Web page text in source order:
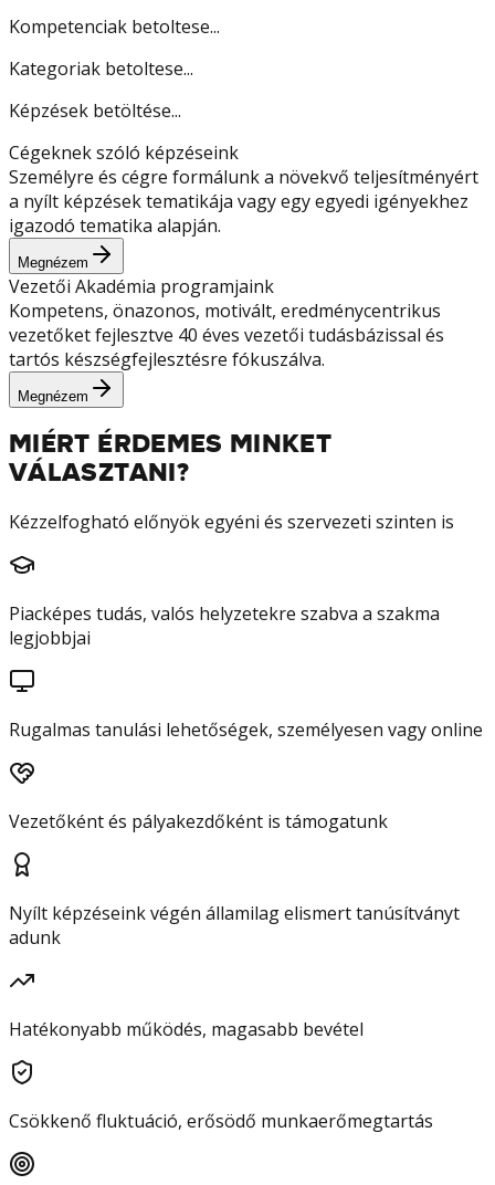
Kompetenciak betoltese...
Kategoriak betoltese...
Képzések betöltése...
Cégeknek szóló képzéseink
Személyre és cégre formálunk a növekvő teljesítményért
a nyílt képzések tematikája vagy egy egyedi igényekhez
igazodó tematika alapján.
Megnézem
Vezetői Akadémia programjaink
Kompetens, önazonos, motivált, eredménycentrikus
vezetőket fejlesztve 40 éves vezetői tudásbázissal és
tartós készségfejlesztésre fókuszálva.
Megnézem
MIÉRT ÉRDEMES MINKET
VÁLASZTANI?
Kézzelfogható előnyök egyéni és szervezeti szinten is
Piacképes tudás, valós helyzetekre szabva a szakma
legjobbjai
Rugalmas tanulási lehetőségek, személyesen vagy online
Vezetőként és pályakezdőként is támogatunk
Nyílt képzéseink végén államilag elismert tanúsítványt
adunk
Hatékonyabb működés, magasabb bevétel
Csökkenő fluktuáció, erősödő munkaerőmegtartás